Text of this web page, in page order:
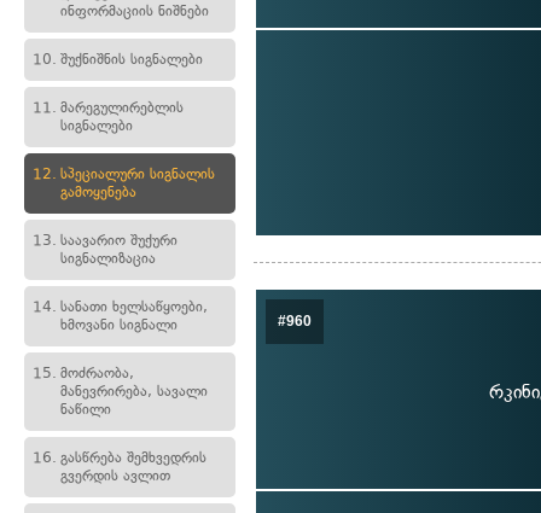
ინფორმაციის ნიშნები
10. შუქნიშნის სიგნალები
11. მარეგულირებლის
სიგნალები
12. სპეციალური სიგნალის
გამოყენება
13. საავარიო შუქური
სიგნალიზაცია
14. სანათი ხელსაწყოები,
ხმოვანი სიგნალი
15. მოძრაობა,
მანევრირება, სავალი
ნაწილი
16. გასწრება შემხვედრის
გვერდის ავლით
#960